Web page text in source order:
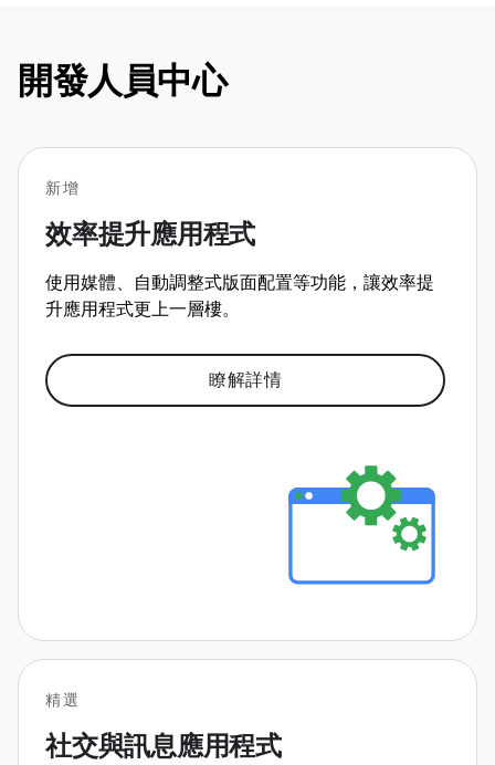
開發人員中心
新增
效率提升應用程式
使用媒體、自動調整式版面配置等功能，讓效率提
升應用程式更上一層樓。
瞭解詳情
精選
社交與訊息應用程式